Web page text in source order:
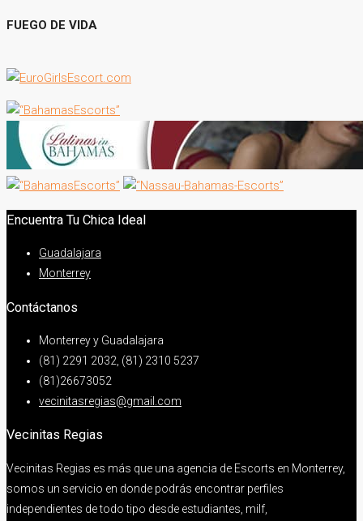
FUEGO DE VIDA
Encuentra Tu Chica Ideal
Guadalajara
Monterrey
Contáctanos
Monterrey y Guadalajara
(81) 2291 2032, (81) 2310 5237
(81)26673052
vecinitasregias@gmail.com
Vecinitas Regias
Vecinitas Regias es más que una agencia de Escorts en Monterrey,
somos un servicio en donde podrás encontrar perfiles
independientes de todo tipo desde estudiantes, milf,